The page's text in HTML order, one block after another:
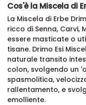
Cos'è la Miscela di
La Miscela di Erbe
ricco di Senna, Carvi,
essere masticate o
tisane. Drimo Esi
naturale transito
colon, svolgendo un '
spasmolitica,
rallentamento, e
emolliente.